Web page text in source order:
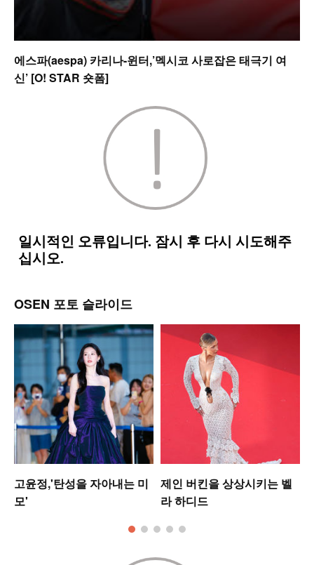
에스파(aespa) 카리나-윈터,’멕시코 사로잡은 태극기 여
신’ [O! STAR 숏폼]
OSEN 포토 슬라이드
고윤정,'탄성을 자아내는 미
모'
제인 버킨을 상상시키는 벨
라 하디드